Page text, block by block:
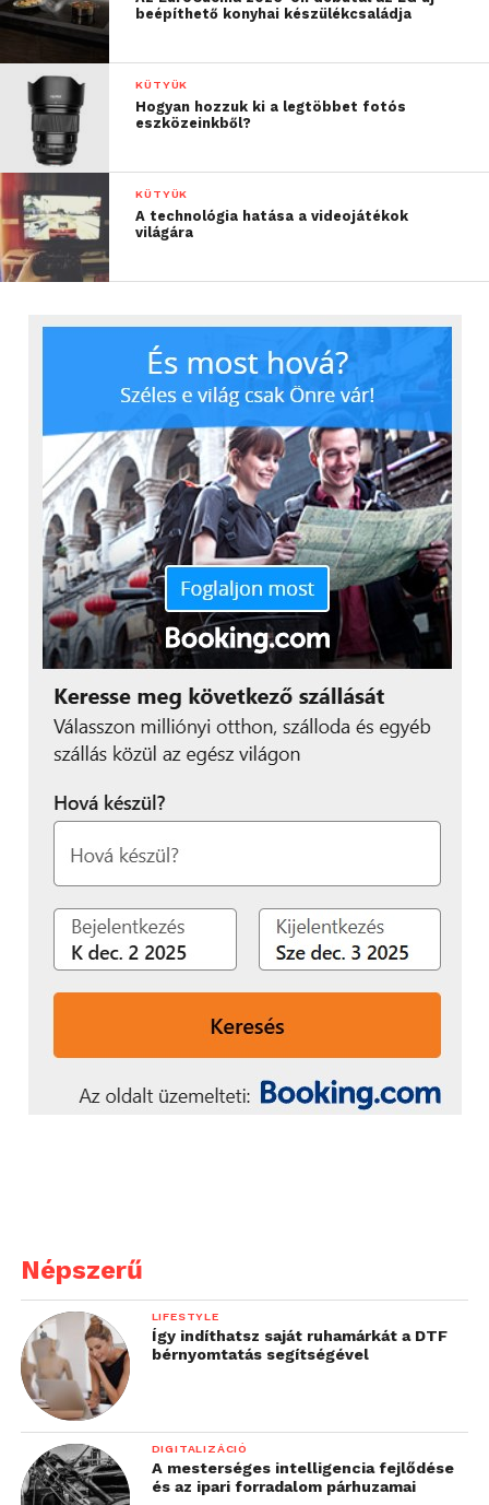
beépíthető konyhai készülékcsaládja
KÜTYÜK
Hogyan hozzuk ki a legtöbbet fotós
eszközeinkből?
KÜTYÜK
A technológia hatása a videojátékok
világára
Népszerű
LIFESTYLE
Így indíthatsz saját ruhamárkát a DTF
bérnyomtatás segítségével
DIGITALIZÁCIÓ
A mesterséges intelligencia fejlődése
és az ipari forradalom párhuzamai